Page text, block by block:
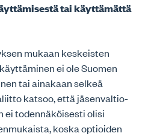
tai käyttämättä
mukaan keskeisten
ei ole Suomen
tai ainakaan selkeä
katsoo, että jäsenvaltio-
ei todennäköisesti olisi
koska optioiden